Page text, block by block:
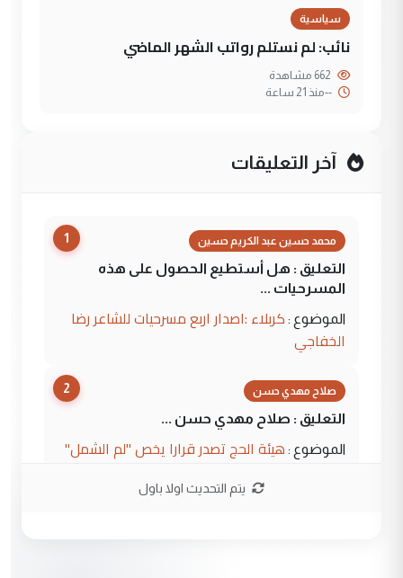
سياسية
نائب: لم نستلم رواتب الشهر الماضي
--منذ 21 ساعة
آخر التعليقات
1 محمد حسين عبد الكريم حسين
التعليق : هل أستطيع الحصول على هذه
المسرحيات ...
الموضوع : كربلاء :اصدار اربع مسرحيات للشاعر رضا
الخفاجي
2 صلاح مهدي حسن
التعليق : صلاح مهدي حسن ...
الموضوع : هيئة الحج تصدر قرارا يخص "لم الشمل"
يتم التحديث اولا باول